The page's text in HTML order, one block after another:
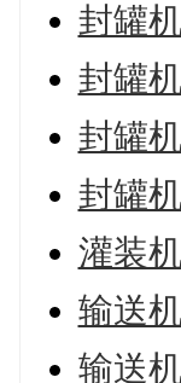
封罐
封罐
封罐
封罐
灌装
输送
输送